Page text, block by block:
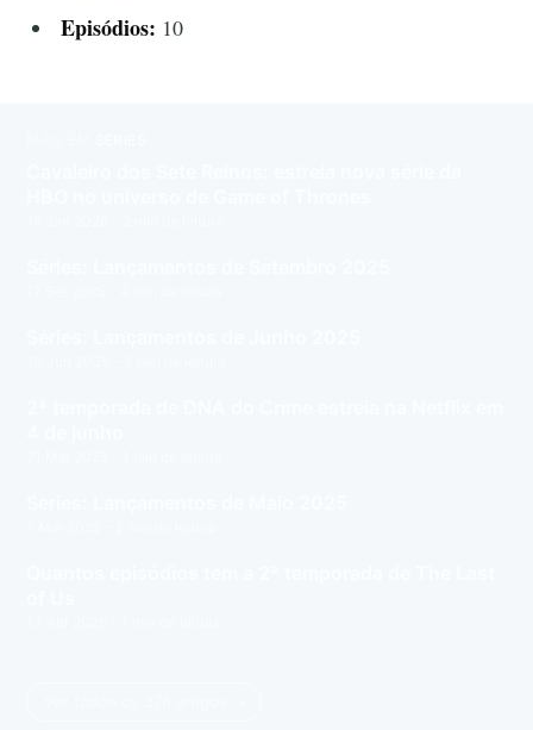
Episódios: 10